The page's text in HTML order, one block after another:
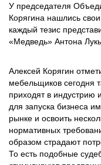
У председателя
Корягина нашлись
каждый тезис
«Медведь» Антона
Алексей Корягин
мебельщиков сегодня
приходят в индустрию
для запуска бизнеса
рынке и освоить
нормативных
образом страдают
То есть подобные